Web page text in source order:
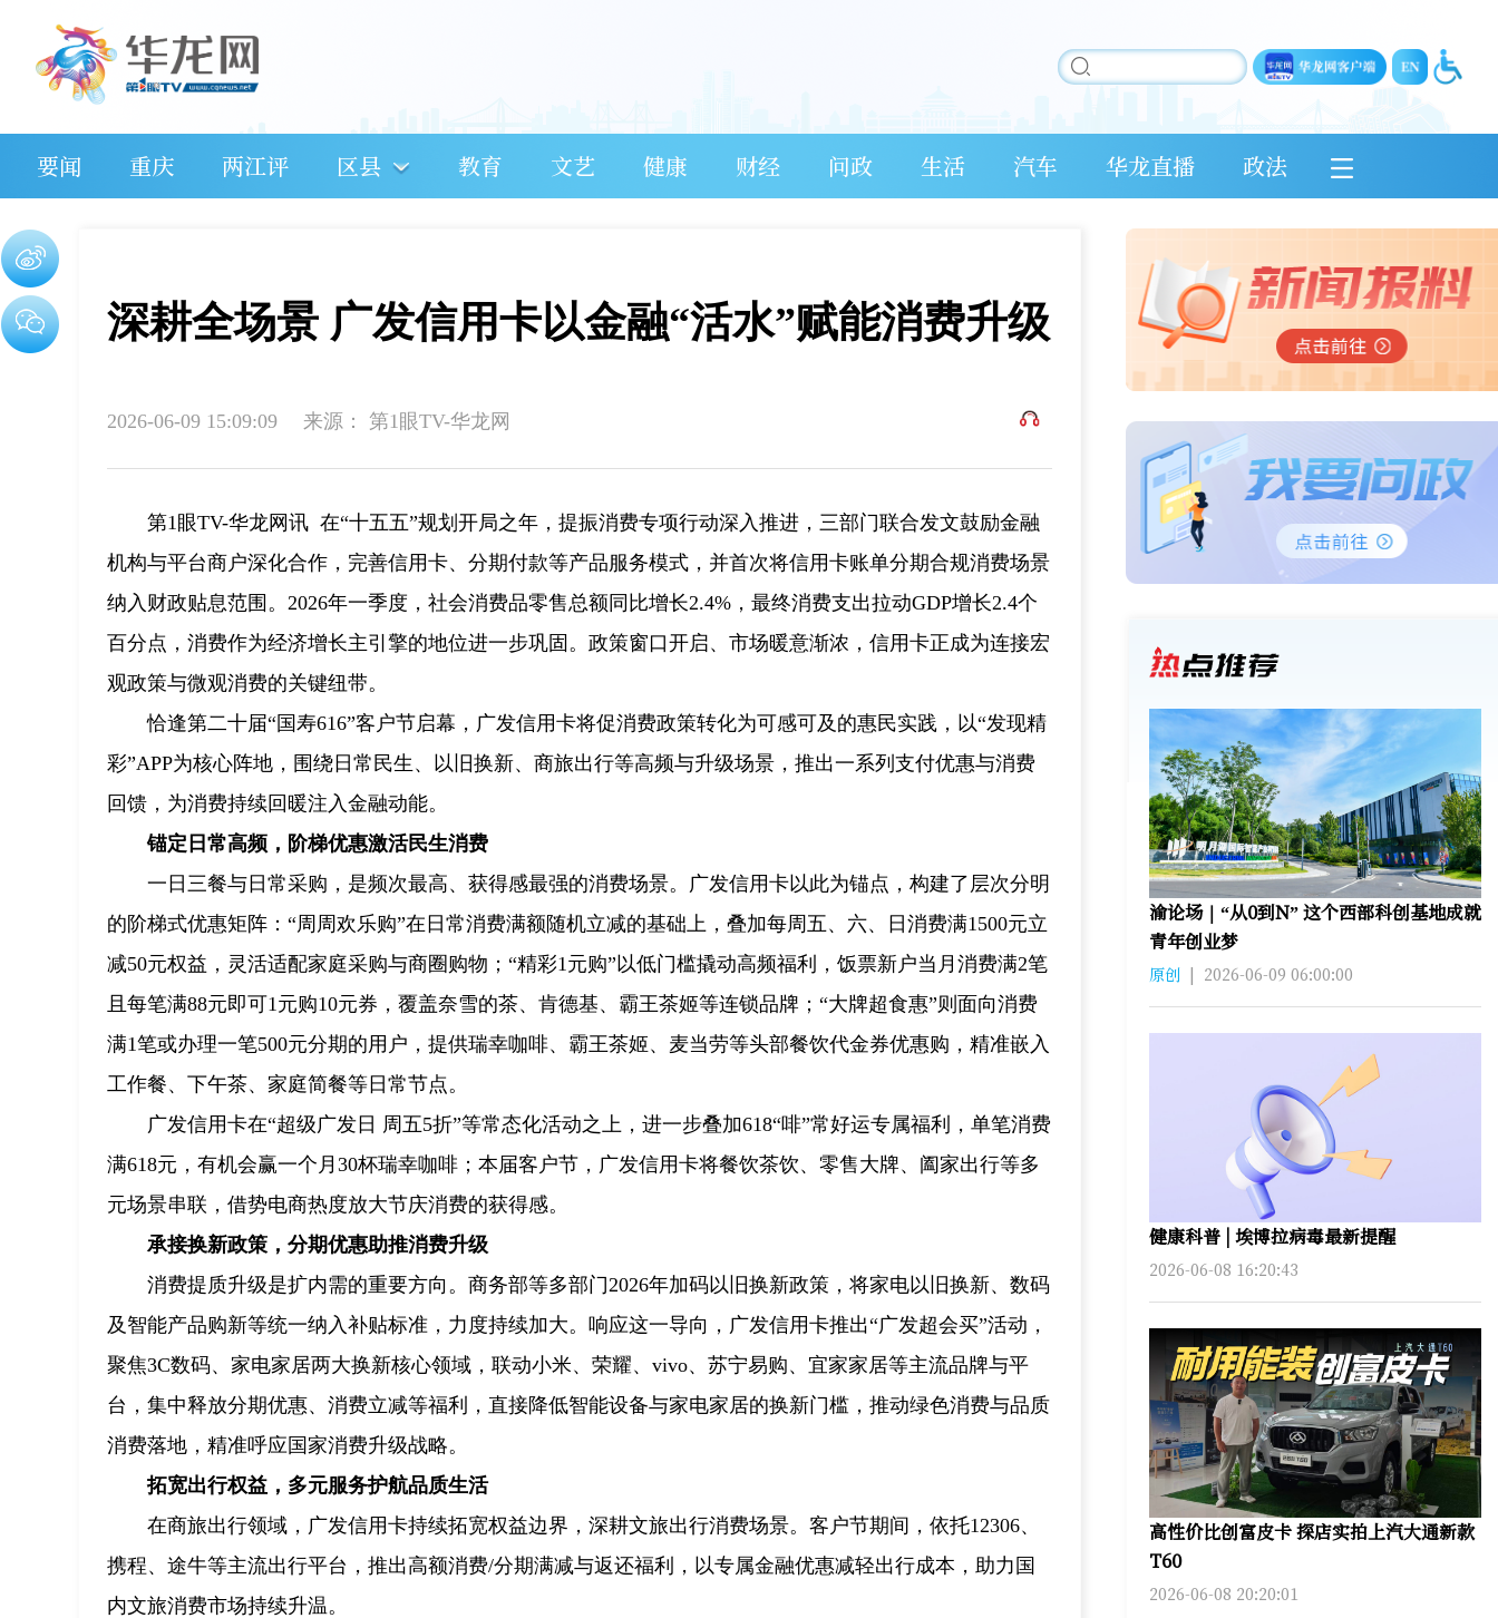
要闻 重庆 两江评 区县 教育 文艺 健康 财经 问政 生活 汽车 华龙直播 政法
深耕全场景 广发信用卡以金融“活水”赋能消费升级
2026-06-09 15:09:09 来源： 第1眼TV-华龙网
第1眼TV-华龙网讯 在“十五五”规划开局之年，提振消费专项行动深入推进，三部门联合发文鼓励金融
机构与平台商户深化合作，完善信用卡、分期付款等产品服务模式，并首次将信用卡账单分期合规消费场景
纳入财政贴息范围。2026年一季度，社会消费品零售总额同比增长2.4%，最终消费支出拉动GDP增长2.4个
百分点，消费作为经济增长主引擎的地位进一步巩固。政策窗口开启、市场暖意渐浓，信用卡正成为连接宏
观政策与微观消费的关键纽带。
恰逢第二十届“国寿616”客户节启幕，广发信用卡将促消费政策转化为可感可及的惠民实践，以“发现精
彩”APP为核心阵地，围绕日常民生、以旧换新、商旅出行等高频与升级场景，推出一系列支付优惠与消费
回馈，为消费持续回暖注入金融动能。
锚定日常高频，阶梯优惠激活民生消费
一日三餐与日常采购，是频次最高、获得感最强的消费场景。广发信用卡以此为锚点，构建了层次分明
的阶梯式优惠矩阵：“周周欢乐购”在日常消费满额随机立减的基础上，叠加每周五、六、日消费满1500元立
减50元权益，灵活适配家庭采购与商圈购物；“精彩1元购”以低门槛撬动高频福利，饭票新户当月消费满2笔
且每笔满88元即可1元购10元券，覆盖奈雪的茶、肯德基、霸王茶姬等连锁品牌；“大牌超食惠”则面向消费
满1笔或办理一笔500元分期的用户，提供瑞幸咖啡、霸王茶姬、麦当劳等头部餐饮代金券优惠购，精准嵌入
工作餐、下午茶、家庭简餐等日常节点。
广发信用卡在“超级广发日 周五5折”等常态化活动之上，进一步叠加618“啡”常好运专属福利，单笔消费
满618元，有机会赢一个月30杯瑞幸咖啡；本届客户节，广发信用卡将餐饮茶饮、零售大牌、阖家出行等多
元场景串联，借势电商热度放大节庆消费的获得感。
承接换新政策，分期优惠助推消费升级
消费提质升级是扩内需的重要方向。商务部等多部门2026年加码以旧换新政策，将家电以旧换新、数码
及智能产品购新等统一纳入补贴标准，力度持续加大。响应这一导向，广发信用卡推出“广发超会买”活动，
聚焦3C数码、家电家居两大换新核心领域，联动小米、荣耀、vivo、苏宁易购、宜家家居等主流品牌与平
台，集中释放分期优惠、消费立减等福利，直接降低智能设备与家电家居的换新门槛，推动绿色消费与品质
消费落地，精准呼应国家消费升级战略。
拓宽出行权益，多元服务护航品质生活
在商旅出行领域，广发信用卡持续拓宽权益边界，深耕文旅出行消费场景。客户节期间，依托12306、
携程、途牛等主流出行平台，推出高额消费/分期满减与返还福利，以专属金融优惠减轻出行成本，助力国
内文旅消费市场持续升温。
渝论场｜“从0到N” 这个西部科创基地成就
青年创业梦
原创 | 2026-06-09 06:00:00
健康科普 | 埃博拉病毒最新提醒
2026-06-08 16:20:43
高性价比创富皮卡 探店实拍上汽大通新款
T60
2026-06-08 20:20:01